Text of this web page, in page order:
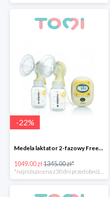
-22%
Medela laktator 2-fazowy Freestyle -22%
1049.00 zł1345.00 zł*
*najniższa cena z 30 dni przed obniżką